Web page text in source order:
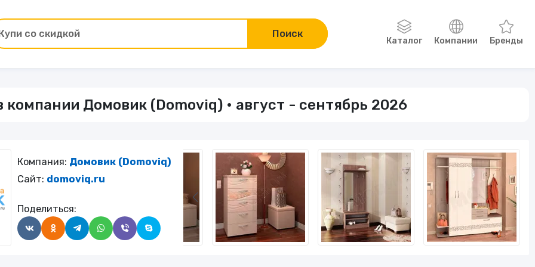
Каталог
Зоотовары Компьютеры и электроника
Онлайн-курсы
Хобби
Компании Бренды
со скидкой Поиск
Домовик (Domoviq) • август - сентябрь 2026
Компания: Домовик (Domoviq)
Сайт: domoviq.ru
Поделиться: